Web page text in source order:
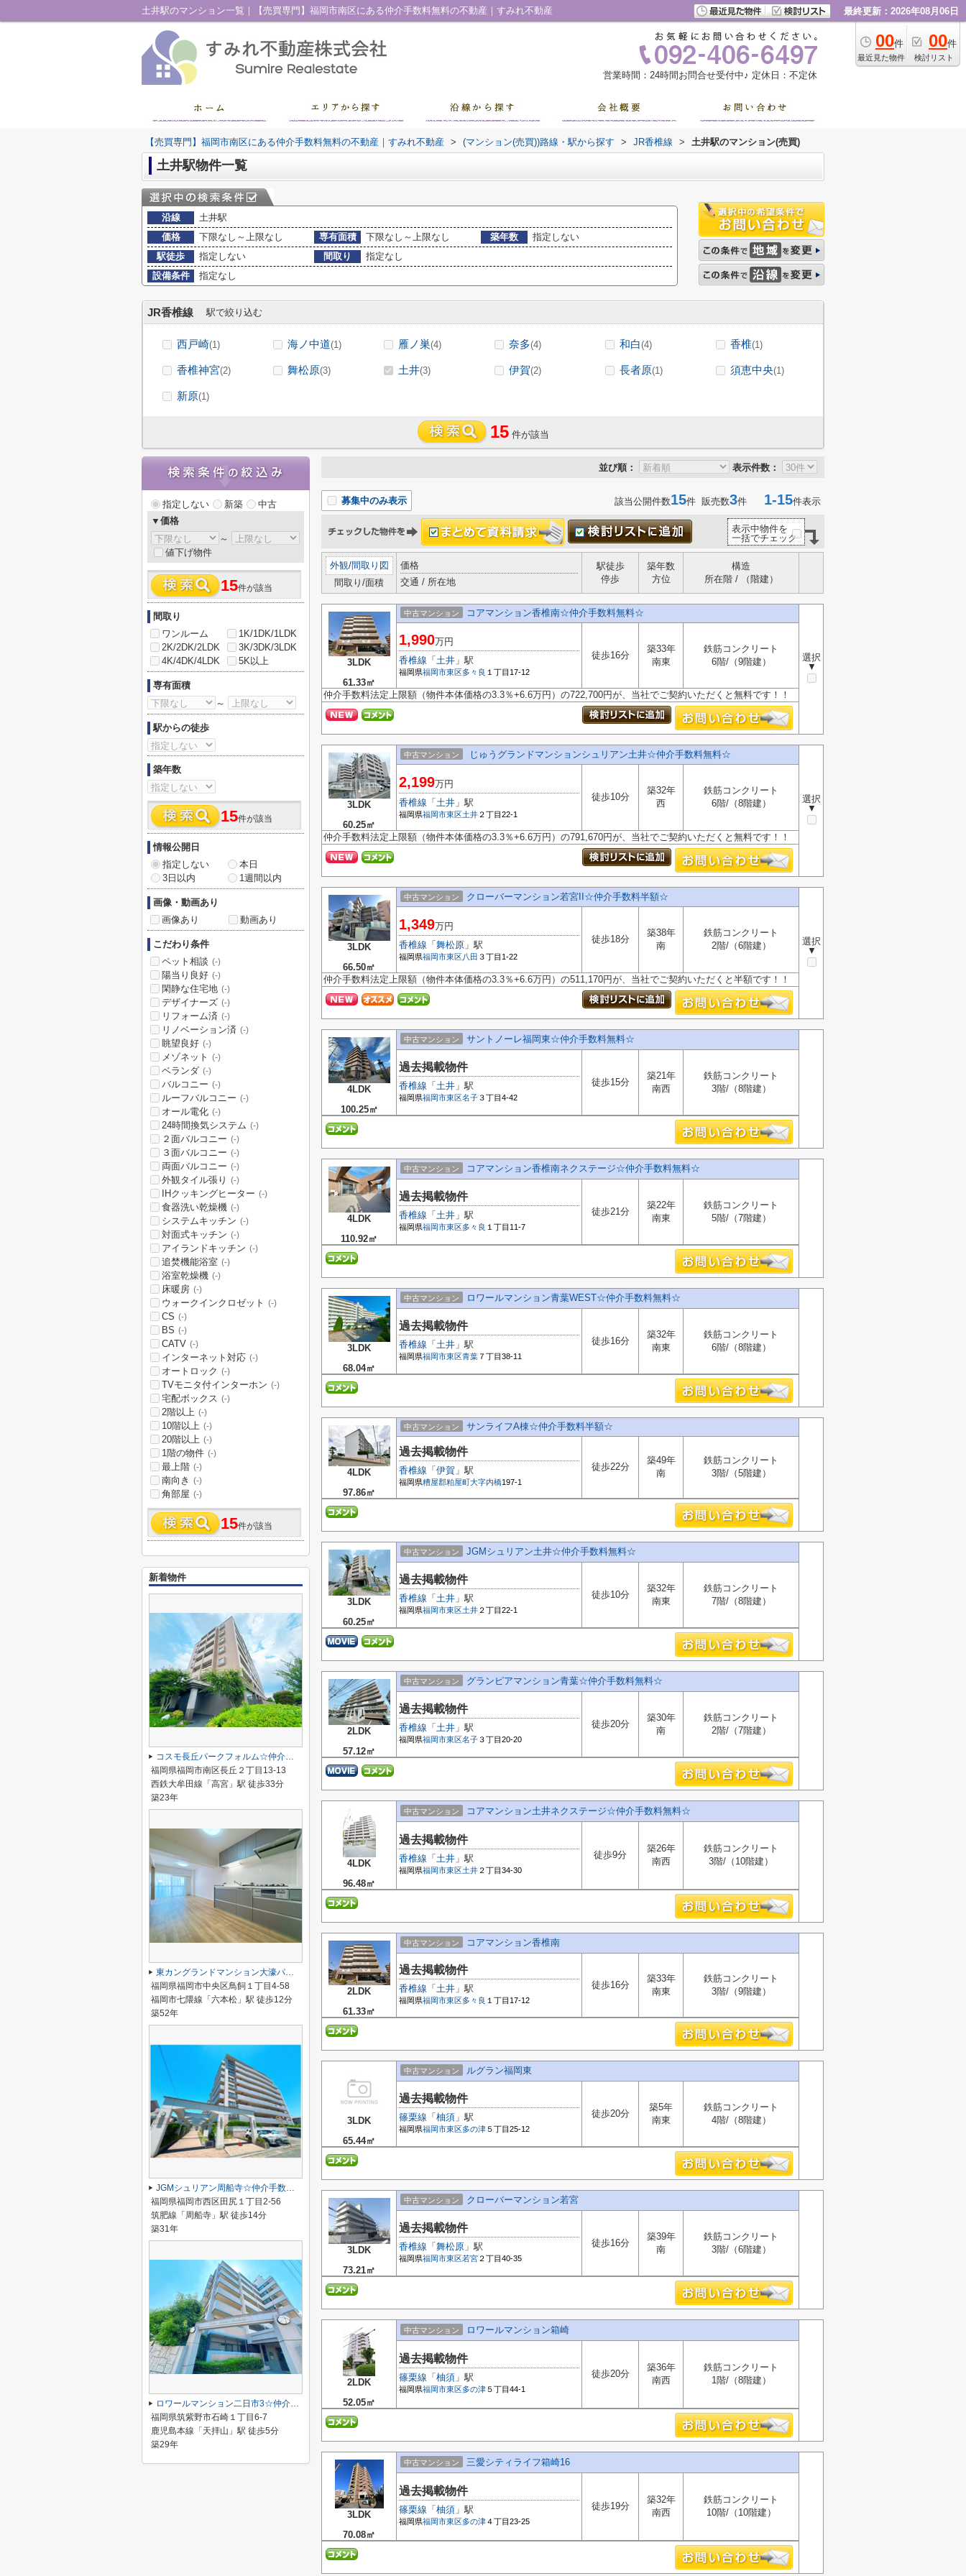
土井駅のマンション一覧｜【売買専門】福岡市南区にある仲介手数料無料の不動産｜すみれ不動産 最終更新：2026年08月06日
00件
最近見た物件
00件
検討リスト
営業時間：24時間お問合せ受付中♪ 定休日：不定休
【売買専門】福岡市南区にある仲介手数料無料の不動産｜すみれ不動産 > (マンション(売買))路線・駅から探す > JR香椎線 > 土井駅のマンション(売買)
土井駅物件一覧
沿線
土井駅
価格
下限なし～上限なし 専有面積 下限なし～上限なし 築年数
指定しない
駅徒歩
指定しない 間取り
指定なし
設備条件
指定なし
JR香椎線 駅で絞り込む
西戸崎(1) 海ノ中道(1) 雁ノ巣(4) 奈多(4) 和白(4) 香椎(1)
香椎神宮(2) 舞松原(3) 土井(3) 伊賀(2) 長者原(1) 須恵中央(1)
新原(1)
15 件が該当
並び順： 表示件数：
募集中のみ表示 該当公開件数15件 販売数3件 1-15件表示
表示中物件を
一括でチェック
外観/間取り図
間取り/面積
価格
交通 / 所在地
駅徒歩
停歩
築年数
方位
構造
所在階 / （階建）
3LDK
61.33㎡
中古マンション コアマンション香椎南☆仲介手数料無料☆
選択
▼
1,990万円
香椎線 「 土井 」駅
福岡県福岡市東区 多々良 １丁目17-12
徒歩16分
築33年
南東
鉄筋コンクリート
6階/（9階建）
仲介手数料法定上限額（物件本体価格の3.3％+6.6万円）の722,700円が、当社でご契約いただくと無料です！！
3LDK
60.25㎡
中古マンション じゅうグランドマンションシュリアン土井☆仲介手数料無料☆
選択
▼
2,199万円
香椎線 「 土井 」駅
福岡県福岡市東区 土井 ２丁目22-1
徒歩10分
築32年
西
鉄筋コンクリート
6階/（8階建）
仲介手数料法定上限額（物件本体価格の3.3％+6.6万円）の791,670円が、当社でご契約いただくと無料です！！
3LDK
66.50㎡
中古マンション クローバーマンション若宮II☆仲介手数料半額☆
選択
▼
1,349万円
香椎線 「 舞松原 」駅
福岡県福岡市東区 八田 ３丁目1-22
徒歩18分
築38年
南
鉄筋コンクリート
2階/（6階建）
仲介手数料法定上限額（物件本体価格の3.3％+6.6万円）の511,170円が、当社でご契約いただくと半額です！！
4LDK
100.25㎡
中古マンション サントノーレ福岡東☆仲介手数料無料☆
過去掲載物件
香椎線 「 土井 」駅
福岡県福岡市東区名子３丁目4-42
徒歩15分
築21年
南西
鉄筋コンクリート
3階/（8階建）
4LDK
110.92㎡
中古マンション コアマンション香椎南ネクステージ☆仲介手数料無料☆
過去掲載物件
香椎線 「 土井 」駅
福岡県福岡市東区 多々良 １丁目11-7
徒歩21分
築22年
南東
鉄筋コンクリート
5階/（7階建）
3LDK
68.04㎡
中古マンション ロワールマンション青葉WEST☆仲介手数料無料☆
過去掲載物件
香椎線 「 土井 」駅
福岡県福岡市東区青葉 ７丁目38-11
徒歩16分
築32年
南東
鉄筋コンクリート
6階/（8階建）
4LDK
97.86㎡
中古マンション サンライフA棟☆仲介手数料半額☆
過去掲載物件
香椎線 「 伊賀 」駅
福岡県糟屋郡粕屋町大字内橋197-1
徒歩22分
築49年
南
鉄筋コンクリート
3階/（5階建）
3LDK
60.25㎡
中古マンション JGMシュリアン土井☆仲介手数料無料☆
過去掲載物件
香椎線 「 土井 」駅
福岡県福岡市東区 土井 ２丁目22-1
徒歩10分
築32年
南東
鉄筋コンクリート
7階/（8階建）
2LDK
57.12㎡
中古マンション グランピアマンション青葉☆仲介手数料無料☆
過去掲載物件
香椎線 「 土井 」駅
福岡県福岡市東区名子３丁目20-20
徒歩20分
築30年
南
鉄筋コンクリート
2階/（7階建）
4LDK
96.48㎡
中古マンション コアマンション土井ネクステージ☆仲介手数料無料☆
過去掲載物件
香椎線 「 土井 」駅
福岡県福岡市東区 土井 ２丁目34-30
徒歩9分
築26年
南西
鉄筋コンクリート
3階/（10階建）
2LDK
61.33㎡
中古マンション コアマンション香椎南
過去掲載物件
香椎線 「 土井 」駅
福岡県福岡市東区 多々良 １丁目17-12
徒歩16分
築33年
南東
鉄筋コンクリート
3階/（9階建）
3LDK
65.44㎡
中古マンション ルグラン福岡東
過去掲載物件
篠栗線 「 柚須 」駅
福岡県福岡市東区 多の津 ５丁目25-12
徒歩20分
築5年
南東
鉄筋コンクリート
4階/（8階建）
3LDK
73.21㎡
中古マンション クローバーマンション若宮
過去掲載物件
香椎線 「 舞松原 」駅
福岡県福岡市東区若宮 ２丁目40-35
徒歩16分
築39年
南
鉄筋コンクリート
3階/（6階建）
2LDK
52.05㎡
中古マンション ロワールマンション箱崎
過去掲載物件
篠栗線 「 柚須 」駅
福岡県福岡市東区 多の津 ５丁目44-1
徒歩20分
築36年
南西
鉄筋コンクリート
1階/（8階建）
3LDK
70.08㎡
中古マンション 三愛シティライフ箱崎16
過去掲載物件
篠栗線 「 柚須 」駅
福岡県福岡市東区 多の津４丁目23-25
徒歩19分
築32年
南西
鉄筋コンクリート
10階/（10階建）
指定しない 新築
中古
▼価格
～
値下げ物件
15件が該当
間取り
ワンルーム
1K/1DK/1LDK
2K/2DK/2LDK
3K/3DK/3LDK
4K/4DK/4LDK
5K以上
専有面積
～
駅からの徒歩
築年数
15件が該当
情報公開日
指定しない
本日
3日以内
1週間以内
画像・動画あり
画像あり
動画あり
こだわり条件
ペット相談 (-)
陽当り良好 (-)
閑静な住宅地 (-)
デザイナーズ (-)
リフォーム済 (-)
リノベーション済 (-)
眺望良好 (-)
メゾネット (-)
ベランダ (-)
バルコニー (-)
ルーフバルコニー (-)
オール電化 (-)
24時間換気システム (-)
２面バルコニー (-)
３面バルコニー (-)
両面バルコニー (-)
外観タイル張り (-)
IHクッキングヒーター (-)
食器洗い乾燥機 (-)
システムキッチン (-)
対面式キッチン (-)
アイランドキッチン (-)
追焚機能浴室 (-)
浴室乾燥機 (-)
床暖房 (-)
ウォークインクロゼット (-)
CS (-)
BS (-)
CATV (-)
インターネット対応 (-)
オートロック (-)
TVモニタ付インターホン (-)
宅配ボックス (-)
2階以上 (-)
10階以上 (-)
20階以上 (-)
1階の物件 (-)
最上階 (-)
南向き (-)
角部屋 (-)
15件が該当
新着物件
コスモ長丘パークフォルム☆仲介手数料無料☆
福岡県福岡市南区長丘２丁目13-13
西鉄大牟田線「高宮」駅 徒歩33分
築23年
東カングランドマンション大濠パークサイド☆仲介手数料無料☆
福岡県福岡市中央区鳥飼１丁目4-58
福岡市七隈線「六本松」駅 徒歩12分
築52年
JGMシュリアン周船寺☆仲介手数料無料☆
福岡県福岡市西区田尻１丁目2-56
筑肥線「周船寺」駅 徒歩14分
築31年
ロワールマンション二日市3☆仲介手数料無料☆
福岡県筑紫野市石崎１丁目6-7
鹿児島本線「天拝山」駅 徒歩5分
築29年